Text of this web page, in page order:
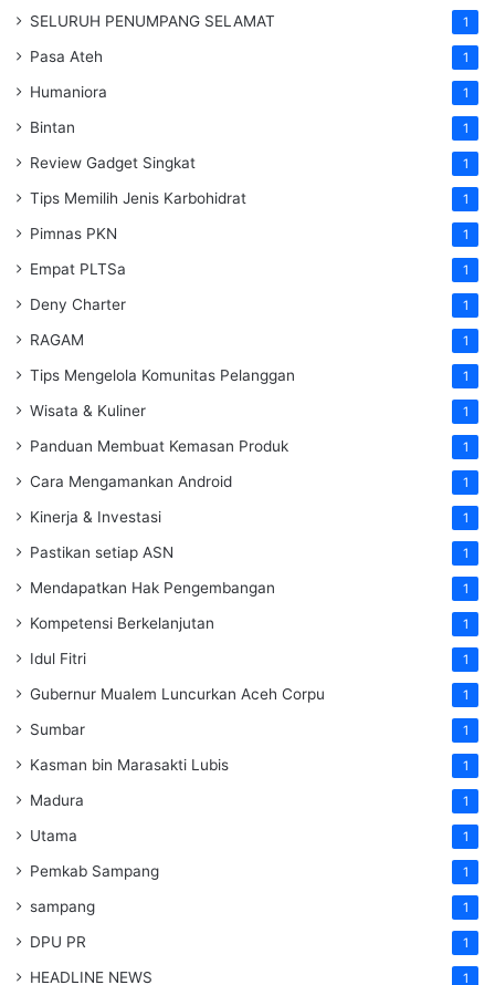
SELURUH PENUMPANG SELAMAT 1
Pasa Ateh 1
Humaniora 1
Bintan 1
Review Gadget Singkat 1
Tips Memilih Jenis Karbohidrat 1
Pimnas PKN 1
Empat PLTSa 1
Deny Charter 1
RAGAM 1
Tips Mengelola Komunitas Pelanggan 1
Wisata & Kuliner 1
Panduan Membuat Kemasan Produk 1
Cara Mengamankan Android 1
Kinerja & Investasi 1
Pastikan setiap ASN 1
Mendapatkan Hak Pengembangan 1
Kompetensi Berkelanjutan 1
Idul Fitri 1
Gubernur Mualem Luncurkan Aceh Corpu 1
Sumbar 1
Kasman bin Marasakti Lubis 1
Madura 1
Utama 1
Pemkab Sampang 1
sampang 1
DPU PR 1
HEADLINE NEWS 1